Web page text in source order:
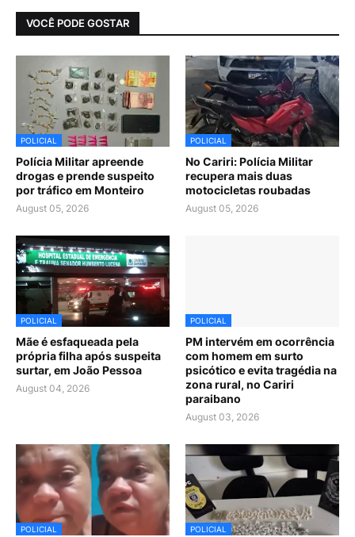
VOCÊ PODE GOSTAR
POLICIAL
Polícia Militar apreende
drogas e prende suspeito
por tráfico em Monteiro
August 05, 2026
POLICIAL
No Cariri: Polícia Militar
recupera mais duas
motocicletas roubadas
August 05, 2026
POLICIAL
Mãe é esfaqueada pela
própria filha após suspeita
surtar, em João Pessoa
August 04, 2026
POLICIAL
PM intervém em ocorrência
com homem em surto
psicótico e evita tragédia na
zona rural, no Cariri
paraibano
August 03, 2026
POLICIAL POLICIAL